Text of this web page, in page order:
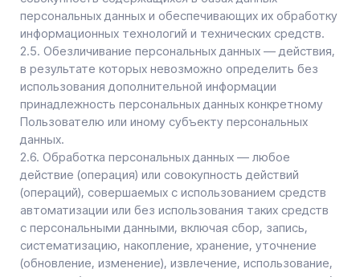
с персональными данными, включая сбор, запись,
систематизацию, накопление, хранение, уточнение
(обновление, изменение), извлечение, использование,
передачу (распространение, предоставление, доступ),
обезличивание, блокирование, удаление, уничтожение
персональных данных.
2.7. Оператор — государственный орган,
муниципальный орган, юридическое или физическое
лицо, самостоятельно или совместно с другими
лицами организующие и/или осуществляющие
обработку персональных данных, а также
определяющие цели обработки персональных данных,
состав персональных данных, подлежащих обработке,
действия (операции), совершаемые с персональными
данными.
2.8. Персональные данные — любая информация,
относящаяся прямо или косвенно к определенному
или определяемому Пользователю веб-сайта
safrotech.com.